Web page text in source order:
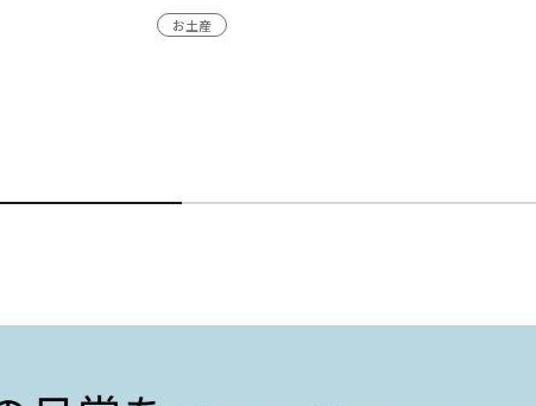
グルメ